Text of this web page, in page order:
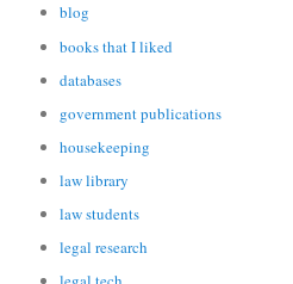
blog
books that I liked
databases
government publications
housekeeping
law library
law students
legal research